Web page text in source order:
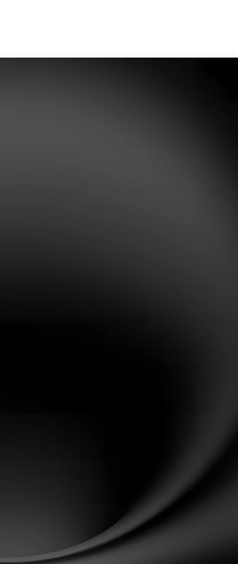
、豪華なホーム画面体験を提